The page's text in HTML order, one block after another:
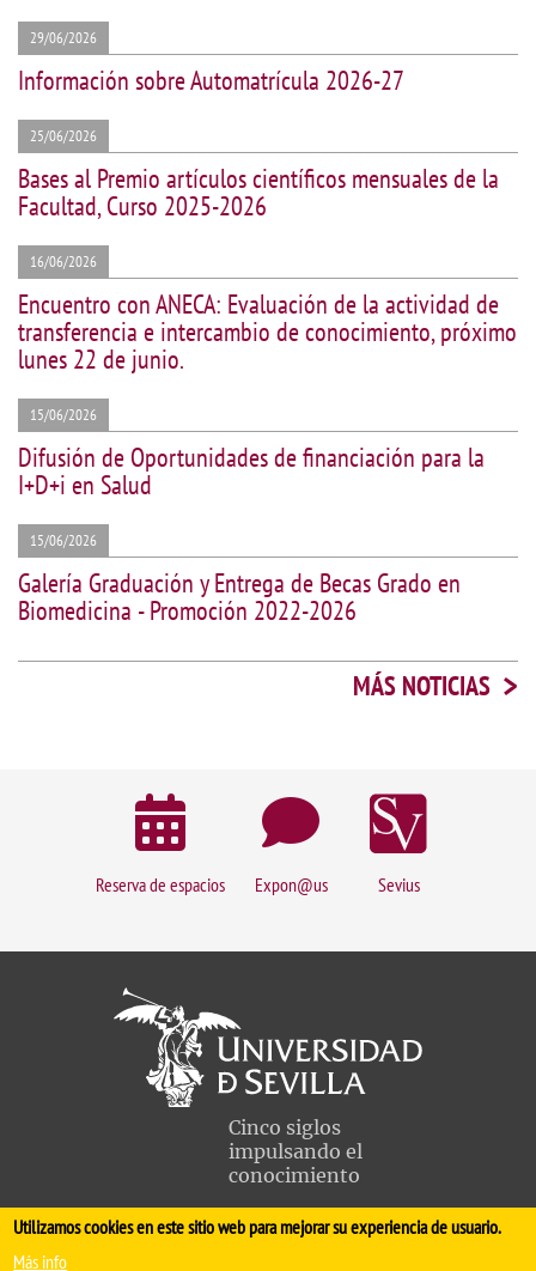
29/06/2026
Información sobre Automatrícula 2026-27
25/06/2026
Bases al Premio artículos científicos mensuales de la
Facultad, Curso 2025-2026
16/06/2026
Encuentro con ANECA: Evaluación de la actividad de
transferencia e intercambio de conocimiento, próximo
lunes 22 de junio.
15/06/2026
Difusión de Oportunidades de financiación para la
I+D+i en Salud
15/06/2026
Galería Graduación y Entrega de Becas Grado en
Biomedicina - Promoción 2022-2026
MÁS NOTICIAS >
Reserva de espacios Expon@us Sevius
Cinco siglos
impulsando el
conocimiento
FACULTAD DE MEDICINA
Utilizamos cookies en este sitio web para mejorar su experiencia de usuario.
Más info